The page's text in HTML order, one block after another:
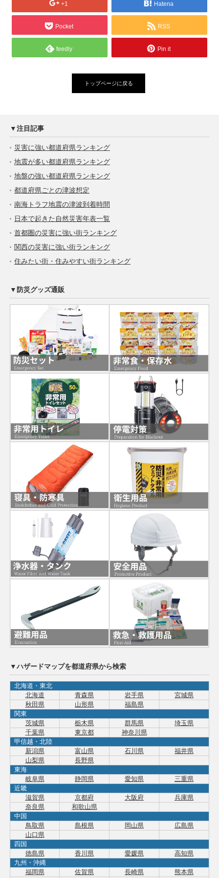
+1 Hatena
Pocket RSS
feedly Pin it
トップページに戻る
▼注目記事
災害に強い都道府県ランキング
地震が多い都道府県ランキング
地盤の強い都道府県ランキング
都道府県ごとの津波想定
南海トラフ地震の津波到着時間
日本で起きた自然災害年表一覧
首都圏の災害に強い街ランキング
関西の災害に強い街ランキング
住みたい街・住みやすい街ランキング
▼防災グッズ通販
▼ハザードマップを都道府県から検索
北海道・東北
北海道
青森県 岩手県
宮城県
秋田県
山形県
福島県
関東
茨城県
栃木県 群馬県
埼玉県
千葉県
東京都
神奈川県
甲信越・北陸
新潟県
富山県 石川県
福井県
山梨県
長野県
東海
岐阜県
静岡県 愛知県
三重県
近畿
滋賀県
京都府 大阪府
兵庫県
奈良県
和歌山県
中国
鳥取県
島根県 岡山県
広島県
山口県
四国
徳島県
香川県 愛媛県
高知県
九州・沖縄
福岡県
佐賀県 長崎県
熊本県